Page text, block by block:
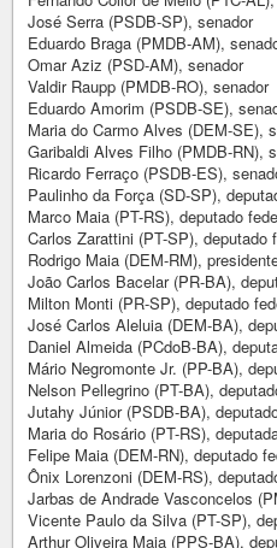
José Serra (PSDB-SP), senador
Eduardo Braga (PMDB-AM),
Omar Aziz (PSD-AM), senador
Valdir Raupp (PMDB-RO), senador
Eduardo Amorim (PSDB-SE),
Maria do Carmo Alves (DEM-SE),
Garibaldi Alves Filho (PMDB-RN),
Ricardo Ferraço (PSDB-ES),
Paulinho da Força (SD-SP),
Marco Maia (PT-RS), deputado
Carlos Zarattini (PT-SP), deputado
Rodrigo Maia (DEM-RM),
João Carlos Bacelar (PR-BA),
Milton Monti (PR-SP), deputado
José Carlos Aleluia (DEM-BA),
Daniel Almeida (PCdoB-BA),
Mário Negromonte Jr. (PP-BA),
Nelson Pellegrino (PT-BA),
Jutahy Júnior (PSDB-BA),
Maria do Rosário (PT-RS),
Felipe Maia (DEM-RN), deputado
Ônix Lorenzoni (DEM-RS),
Jarbas de Andrade Vasconcelos
Vicente Paulo da Silva (PT-SP),
Arthur Oliveira Maia (PPS-BA),